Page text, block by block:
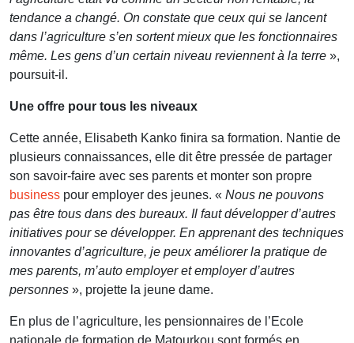
tendance a changé. On constate que ceux qui se lancent
dans l’agriculture s’en sortent mieux que les fonctionnaires
même. Les gens d’un certain niveau reviennent à la terre »,
poursuit-il.
Une offre pour tous les niveaux
Cette année, Elisabeth Kanko finira sa formation. Nantie de
plusieurs connaissances, elle dit être pressée de partager
son savoir-faire avec ses parents et monter son propre
business pour employer des jeunes. « Nous ne pouvons
pas être tous dans des bureaux. Il faut développer d’autres
initiatives pour se développer. En apprenant des techniques
innovantes d’agriculture, je peux améliorer la pratique de
mes parents, m’auto employer et employer d’autres
personnes », projette la jeune dame.
En plus de l’agriculture, les pensionnaires de l’Ecole
nationale de formation de Matourkou sont formés en